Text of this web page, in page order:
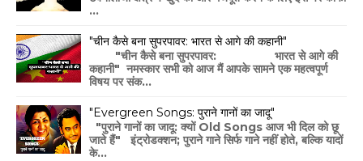
...
"चीन कैसे बना सुपरपावर: भारत से आगे की कहानी"
"चीन कैसे बना सुपरपावर: भारत से आगे की
कहानी" नमस्कार सभी को आज मैं आपके सामने एक महत्वपूर्ण
विषय पर संक...
"Evergreen Songs: पुराने गानों का जादू"
"पुराने गानों का जादू: क्यों Old Songs आज भी दिल को छू
जाते हैं" इंट्रोडक्शन; पुराने गाने सिर्फ गाने नहीं होते, बल्कि यादों
के...